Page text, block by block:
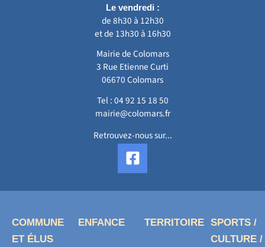
Le vendredi :
de 8h30 à 12h30
et de 13h30 à 16h30
Mairie de Colomars
3 Rue Etienne Curti
06670 Colomars
Tel :04 92 15 18 50
mairie@colomars.fr
Retrouvez-nous sur...
F
a
c
e
COMMUNE
ET ÉLUS
ENFANCE TERRITOIRE SPORTS /
CULTURE /